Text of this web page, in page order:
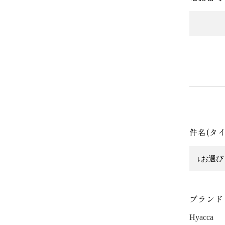
件名(タ
ブランド
Hyacca